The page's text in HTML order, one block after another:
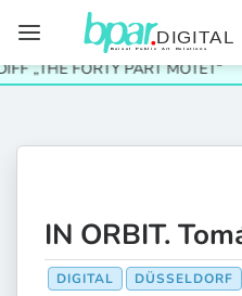
FORTY PART MOTET“
IN ORBIT.
DIGITAL DÜSSELDORF